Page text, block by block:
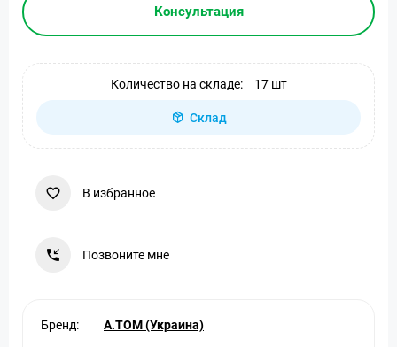
Консультация
Количество на складе: 17 шт
Склад
В избранное
Позвоните мне
Бренд: A.TOM (Украина)